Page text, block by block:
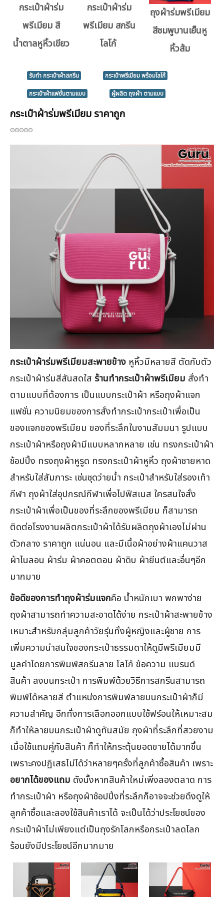
กระเป๋าผ้าร่ม
พรีเมียม สี
น้ำตาลหูหิ้วเขียว
กระเป๋าผ้าร่ม
พรีเมียม สกรีน
โลโก้
ถุงผ้าร่มพรีเมียม
สีชมพูบานเย็นหู
หิ้วส้ม
รับทำ กระเป๋าผ้าสกรีน
กระเป๋าพรีเมียม พร้อมโลโก้
กระเป๋าผ้าแฟชั่นตามแบบ
ผู้ผลิต ถุงผ้า ตามแบบ
กระเป๋าผ้าร่มพรีเมียม ราคาถูก
กระเป๋าผ้าร่มพรีเมียมสะพายข้าง หูหิ้วมีหลายสี ตัดกับตัว
กระเป๋าผ้าร่มสีสันสดใส ร้านทำกระเป๋าผ้าพรีเมียม สั่งทำ
ตามแบบที่ต้องการ เป็นแบบกระเป๋าผ้า หรือถุงผ้าแจก
แฟชั่น ความนิยมของการสั่งทำกระเป๋ากระเป๋าเพื่อเป็น
ของแจกของพรีเมียม ของที่ระลึกในงานสัมมนา รูปแบบ
กระเป๋าผ้าหรือถุงผ้ามีแบบหลากหลาย เช่น ทรงกระเป๋าผ้า
ช้อปปิ้ง ทรงถุงผ้าหูรูด ทรงกระเป๋าผ้าหูหิ้ว ถุงผ้าชายหาด
สำหรับใส่สัมภาระ เช่นชุดว่ายน้ำ กระเป๋าสำหรับใส่รองเท้า
กีฬา ถุงผ้าใส่อุปกรณ์กีฬาเพื่อไปฟิสเนส ใครสนใจสั่ง
กระเป๋าผ้าเพื่อเป็นของที่ระลึกของพรีเมียม ก็สามารถ
ติดต่อโรงงานผลิตกระเป๋าผ้าได้รับผลิตถุงผ้าเองไม่ผ่าน
ตัวกลาง ราคาถูก แน่นอน และมีเนื้อผ้าอย่างผ้าแคนวาส
ผ้าไนลอน ผ้าร่ม ผ้าคอตตอน ผ้าดิบ ผ้ายีนต์และอื่นๆอีก
มากมาย
ข้อดีของการทำถุงผ้าร่มแจกคือ น้ำหนักเบา พกพาง่าย
ถุงผ้าสามารถทำความสะอาดได้ง่าย กระเป๋าผ้าสะพายข้าง
เหมาะสำหรับกลุ่มลูกค้าวัยรุ่นทั้งผู้หญิงและผู้ชาย การ
เพิ่มความน่าสนใจของกระเป๋าธรรมดาให้ดูมีพรีเมียมมี
มูลค่าโดยการพิมพ์สกรีนลาย โลโก้ ข้อความ แบรนด์
สินค้า ลงบนกระเป๋า การพิมพ์ด้วยวิธีการสกรีนสามารถ
พิมพ์ได้หลายสี ตำแหน่งการพิมพ์ลายบนกระเป๋าผ้าก็มี
ความสำคัญ อีกทั่งการเลือกออกแบบใช้ฟร์อนให้เหมาะสม
ก็ทำให้ลายบนกระเป๋าผ้าดูทันสมัย ถุงผ้าที่ระลึกที่สวยงาม
เมื่อใช้แถมคู่กับสินค้า ก็ทำให้กระตุ้นยอดขายได้มากขึ้น
เพราะคงปฏิเสธไม่ได้ว่าหลายๆครั้งที่ลูกค้าซื้อสินค้า เพราะ
อยากได้ของแถม ดังนั้งหากสินค้าใหม่เพิ่งลองตลาด การ
ทำกระเป๋าผ้า หรือถุงผ้าช้อปปิ้งที่ระลึกก็อาจจะช่วยดึงดูให้
ลูกค้าซื้อและลองใช้สินค้าเราได้ จะเป็นได้ว่าประโยชน์ของ
กระเป๋าผ้าไม่เพียงแต่เป็นถุงรักโลกหรือกระเป๋าลดโลก
ร้อนยังมีประโยชน์อีกมากมาย